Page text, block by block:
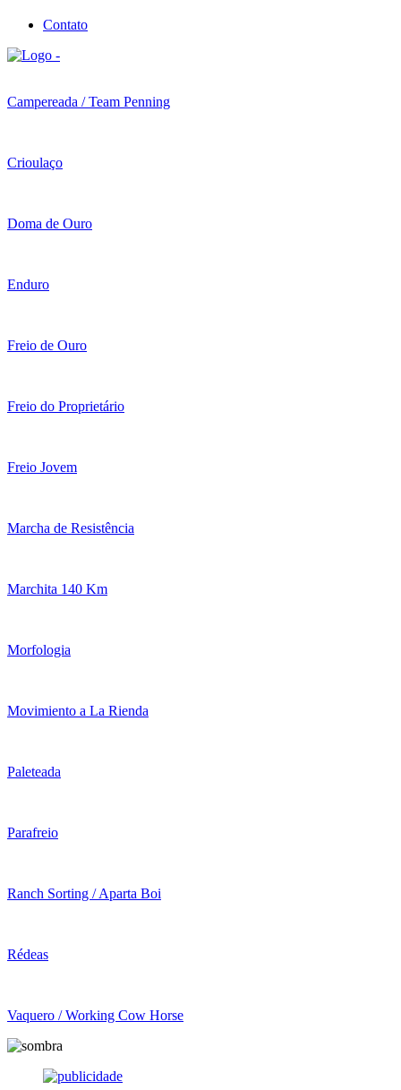
Contato
Campereada / Team Penning
Crioulaço
Doma de Ouro
Enduro
Freio de Ouro
Freio do Proprietário
Freio Jovem
Marcha de Resistência
Marchita 140 Km
Morfologia
Movimiento a La Rienda
Paleteada
Parafreio
Ranch Sorting / Aparta Boi
Rédeas
Vaquero / Working Cow Horse